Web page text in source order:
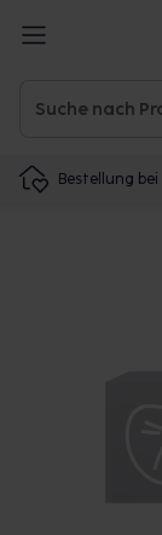
Bestellung bei